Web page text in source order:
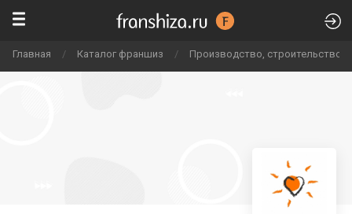
Главная / Каталог франшиз / Производство, строительство